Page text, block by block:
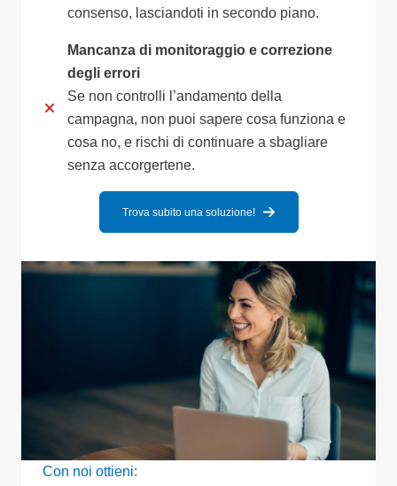
consenso, lasciandoti in secondo piano.
Mancanza di monitoraggio e correzione
degli errori
Se non controlli l’andamento della
campagna, non puoi sapere cosa funziona e
cosa no, e rischi di continuare a sbagliare
senza accorgertene.
Trova subito una soluzione!
Con noi ottieni: